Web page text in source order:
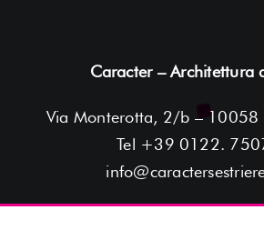
Caracter – Architettura
Via Monterotta, 2/b – 10058
Tel +39 0122.